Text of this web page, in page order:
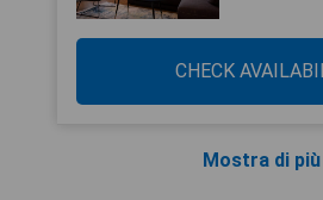
CHECK
Mostra di più